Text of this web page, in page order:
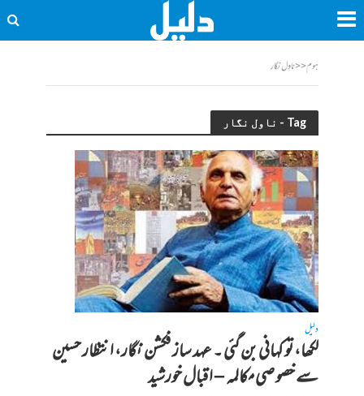
ہوم<<ناول نگار
Tag - ناول نگار
دلیل
لکھا، تو کہانی بن گئی ۔ عہد ساز فکشن نگار، انتظار حسین
سے خصوصی مکالمہ – اقبال خورشید